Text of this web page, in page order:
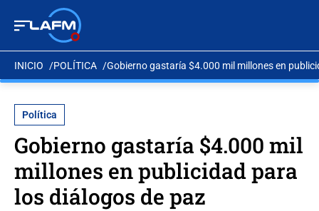
INICIO POLÍTICA Gobierno gastaría $4.000 mil millones en
Política
Gobierno gastaría $4.000 mil
millones en publicidad para
los diálogos de paz